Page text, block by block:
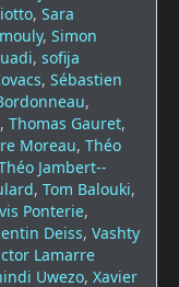
, Sara
, Simon
, sofija
, Sébastien
,
, Thomas Gauret,
Moreau, Théo
Jambert--
, Tom Balouki,
Ponterie,
Deiss, Vashty
Lamarre
Uwezo, Xavier